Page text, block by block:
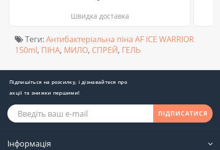
Швидка доставка
Теги: Антибактеріальна піна AF ICE WARRIOR
150ml, ПІНА, МИЛО, СПРЕЙ, ГЕЛЬ
Підпишіться на розсилку, і дізнавайтеся про
акції та знижки першими!
ПІДПИСАТИСЯ
Інформація